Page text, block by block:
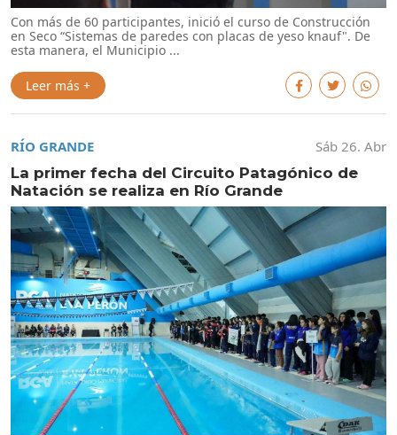
Con más de 60 participantes, inició el curso de Construcción
en Seco “Sistemas de paredes con placas de yeso knauf". De
esta manera, el Municipio ...
Leer más +
RÍO GRANDE
Sáb 26. Abr
La primer fecha del Circuito Patagónico de
Natación se realiza en Río Grande